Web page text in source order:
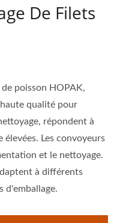
De Filets
de poisson HOPAK,
qualité pour
répondent à
Les convoyeurs
et le nettoyage.
à différents
d'emballage.